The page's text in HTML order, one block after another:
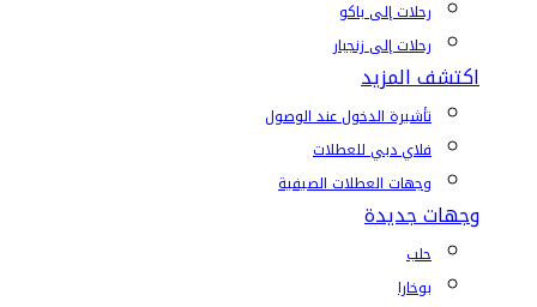
رحلات إلى باكو
رحلات إلى زنجبار
اكتشف المزيد
تأشيرة الدخول عند الوصول
فلاي دبي للعطلات
وجهات العطلات الصيفية
وجهات جديدة
حلب
بوخارا